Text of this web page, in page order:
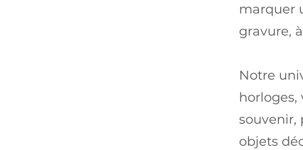
marquer
gravure,
Notre
horloges,
souvenir,
objets